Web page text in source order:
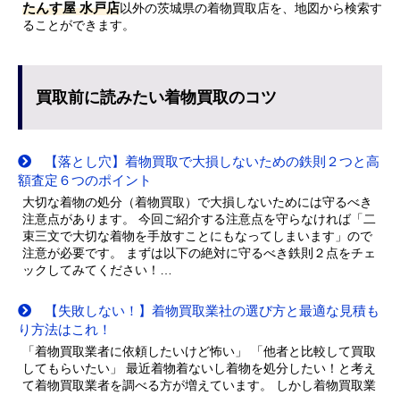
たんす屋 水戸店以外の茨城県の着物買取店を、地図から検索す
ることができます。
買取前に読みたい着物買取のコツ
【落とし穴】着物買取で大損しないための鉄則２つと高
額査定６つのポイント
大切な着物の処分（着物買取）で大損しないためには守るべき
注意点があります。 今回ご紹介する注意点を守らなければ「二
束三文で大切な着物を手放すことにもなってしまいます」ので
注意が必要です。 まずは以下の絶対に守るべき鉄則２点をチェ
ックしてみてください！…
【失敗しない！】着物買取業社の選び方と最適な見積も
り方法はこれ！
「着物買取業者に依頼したいけど怖い」 「他者と比較して買取
してもらいたい」 最近着物着ないし着物を処分したい！と考え
て着物買取業者を調べる方が増えています。 しかし着物買取業